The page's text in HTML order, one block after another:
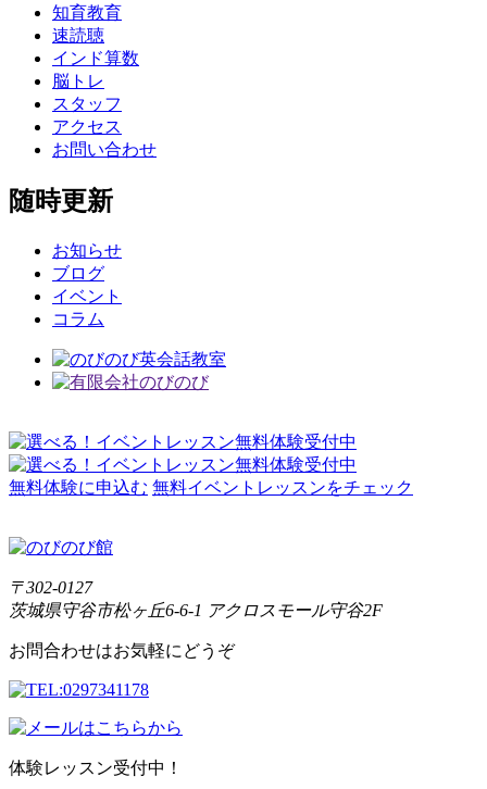
知育教育
速読聴
インド算数
脳トレ
スタッフ
アクセス
お問い合わせ
随時更新
お知らせ
ブログ
イベント
コラム
無料体験に申込む 無料イベントレッスンをチェック
〒302-0127
茨城県守谷市松ヶ丘6-6-1 アクロスモール守谷2F
お問合わせはお気軽にどうぞ
体験レッスン受付中！